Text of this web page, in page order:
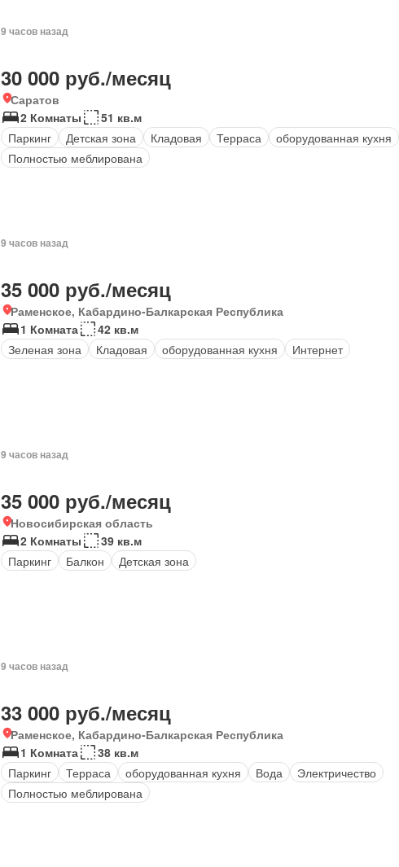
9 часов назад
30 000 руб./месяц
Саратов
2 Комнаты
51 кв.м
Паркинг
Детская зона Кладовая Терраса
оборудованная кухня
Полностью меблирована
9 часов назад
35 000 руб./месяц
Раменское, Кабардино-Балкарская Республика
1 Комната
42 кв.м
Зеленая зона
Кладовая оборудованная кухня Интернет
9 часов назад
35 000 руб./месяц
Новосибирская область
2 Комнаты
39 кв.м
Паркинг
Балкон Детская зона
9 часов назад
33 000 руб./месяц
Раменское, Кабардино-Балкарская Республика
1 Комната
38 кв.м
Паркинг
Терраса оборудованная кухня Вода
Электричество
Полностью меблирована